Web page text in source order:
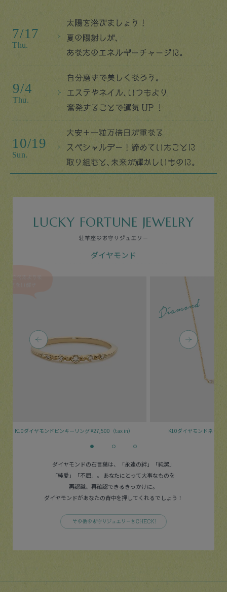
LUCKY FORTUNE JEWELRY
ダイヤモンド
tax in） K10ダイヤモンドネックレス¥41,800（tax in） K10ダイ
ダイヤモンドの石言葉は、「永遠の絆」「純潔」
「純愛」「不屈」。 あなたにとって大事なものを
再認識、再確認できるきっかけに。
ダイヤモンドがあなたの背中を押してくれるでしょう！